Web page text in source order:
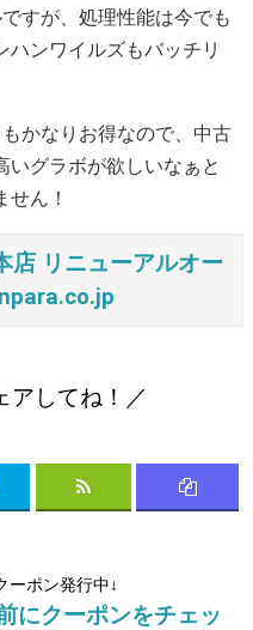
すが、処理性能は今でも
ンワイルズもバッチリ
かなりお得なので、中古
いグラボが欲しいなぁと
ん！
店 リニューアルオー
アしてね！／
ポン発行中↓
にクーポンをチェッ